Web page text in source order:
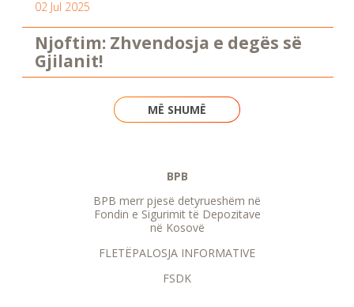
02 Jul 2025
Njoftim: Zhvendosja e degës së
Gjilanit!
MË SHUMË
BPB
BPB merr pjesë detyrueshëm në
Fondin e Sigurimit të Depozitave
në Kosovë
FLETËPALOSJA INFORMATIVE
FSDK